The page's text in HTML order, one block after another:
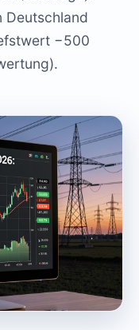
Deutschland
−500